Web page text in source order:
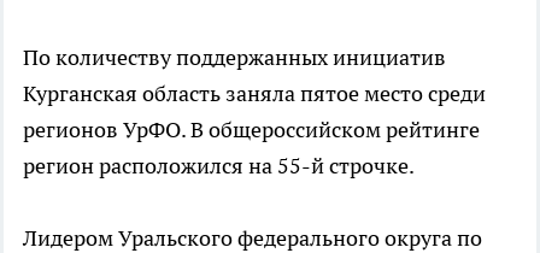
По количеству поддержанных инициатив
Курганская область заняла пятое место среди
регионов УрФО. В общероссийском рейтинге
регион расположился на 55-й строчке.
Лидером Уральского федерального округа по